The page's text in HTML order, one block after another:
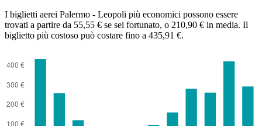
I biglietti aerei Palermo - Leopoli più economici possono essere
trovati a partire da 55,55 € se sei fortunato, o 210,90 € in media. Il
biglietto più costoso può costare fino a 435,91 €.